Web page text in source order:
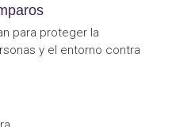
para proteger la
y el entorno contra